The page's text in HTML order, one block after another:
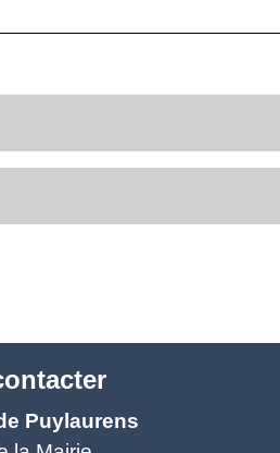
Puylaurens